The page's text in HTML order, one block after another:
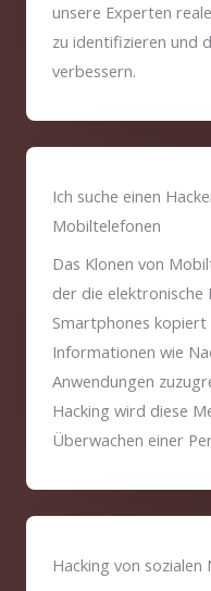
unsere Experten
zu identifizieren und
verbessern.
Ich suche einen
Mobiltelefonen
Das Klonen von
der die
Smartphones
Informationen wie
Anwendungen
Hacking wird diese
Überwachen einer
Hacking von sozialen